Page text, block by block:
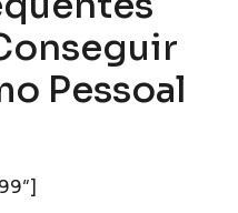
Pessoal